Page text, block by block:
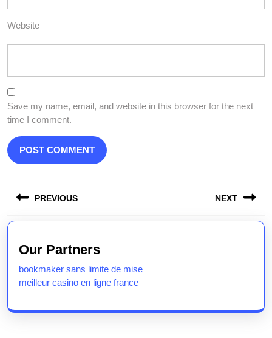
Website
Save my name, email, and website in this browser for the next
time I comment.
navigation
PREVIOUS
Previous
post:
NEXT
Our Partners
bookmaker sans limite de mise
meilleur casino en ligne france